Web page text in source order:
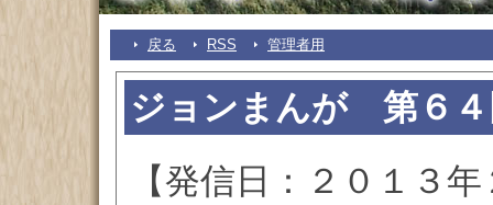
戻る RSS 管理者用
ジョンまんが 第６
【発信日：２０１３